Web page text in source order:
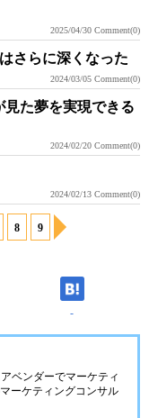
2025/04/30 Comment(0)
さらに深くなった
2024/03/05 Comment(0)
た夢を実現できる
2024/02/20 Comment(0)
2024/02/13 Comment(0)
8 9
-
ベンダーでマーケティ
ーケティングコンサル